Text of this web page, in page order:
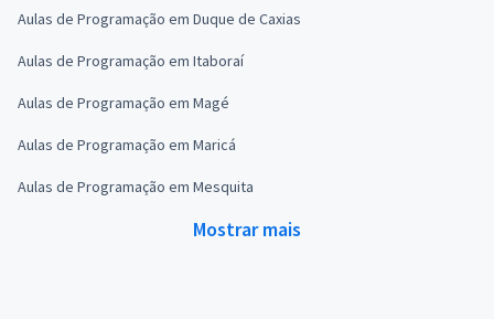
Aulas de Programação em Duque de Caxias
Aulas de Programação em Itaboraí
Aulas de Programação em Magé
Aulas de Programação em Maricá
Aulas de Programação em Mesquita
Mostrar mais